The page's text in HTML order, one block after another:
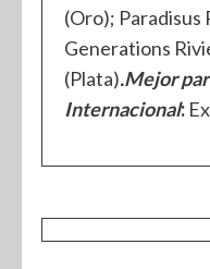
(Oro); Paradisus
Generations
(Plata).Mejor
Internacional: